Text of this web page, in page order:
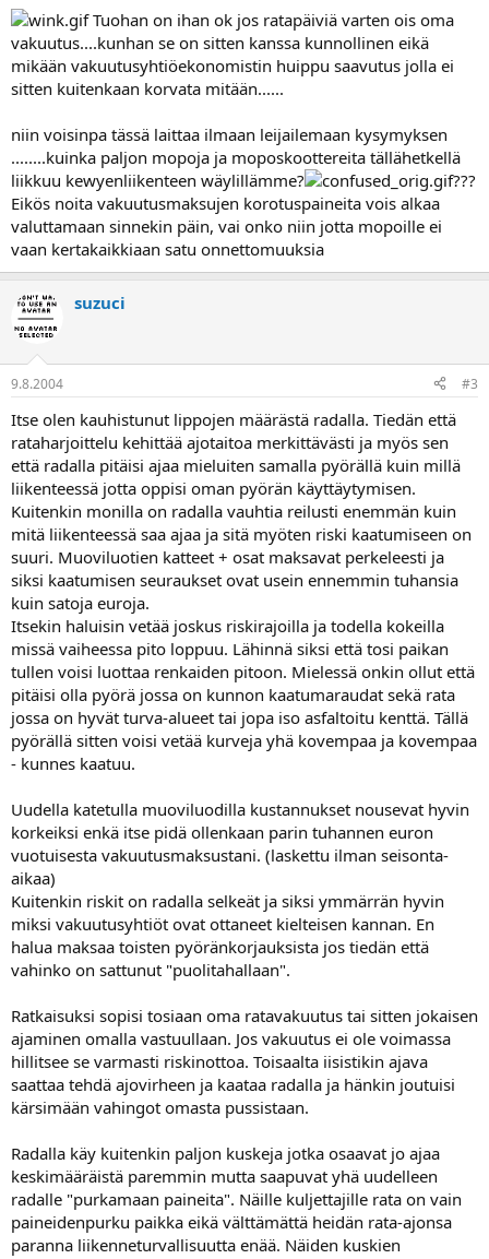
Tuohan on ihan ok jos ratapäiviä varten ois oma
vakuutus....kunhan se on sitten kanssa kunnollinen eikä
mikään vakuutusyhtiöekonomistin huippu saavutus jolla ei
sitten kuitenkaan korvata mitään......
niin voisinpa tässä laittaa ilmaan leijailemaan kysymyksen
........kuinka paljon mopoja ja moposkoottereita tällähetkellä
liikkuu kewyenliikenteen wäylillämme?
???
Eikös noita vakuutusmaksujen korotuspaineita vois alkaa
valuttamaan sinnekin päin, vai onko niin jotta mopoille ei
vaan kertakaikkiaan satu onnettomuuksia
suzuci
9.8.2004 #3
Itse olen kauhistunut lippojen määrästä radalla. Tiedän että
rataharjoittelu kehittää ajotaitoa merkittävästi ja myös sen
että radalla pitäisi ajaa mieluiten samalla pyörällä kuin millä
liikenteessä jotta oppisi oman pyörän käyttäytymisen.
Kuitenkin monilla on radalla vauhtia reilusti enemmän kuin
mitä liikenteessä saa ajaa ja sitä myöten riski kaatumiseen on
suuri. Muoviluotien katteet + osat maksavat perkeleesti ja
siksi kaatumisen seuraukset ovat usein ennemmin tuhansia
kuin satoja euroja.
Itsekin haluisin vetää joskus riskirajoilla ja todella kokeilla
missä vaiheessa pito loppuu. Lähinnä siksi että tosi paikan
tullen voisi luottaa renkaiden pitoon. Mielessä onkin ollut että
pitäisi olla pyörä jossa on kunnon kaatumaraudat sekä rata
jossa on hyvät turva-alueet tai jopa iso asfaltoitu kenttä. Tällä
pyörällä sitten voisi vetää kurveja yhä kovempaa ja kovempaa
- kunnes kaatuu.
Uudella katetulla muoviluodilla kustannukset nousevat hyvin
korkeiksi enkä itse pidä ollenkaan parin tuhannen euron
vuotuisesta vakuutusmaksustani. (laskettu ilman seisonta-
aikaa)
Kuitenkin riskit on radalla selkeät ja siksi ymmärrän hyvin
miksi vakuutusyhtiöt ovat ottaneet kielteisen kannan. En
halua maksaa toisten pyöränkorjauksista jos tiedän että
vahinko on sattunut "puolitahallaan".
Ratkaisuksi sopisi tosiaan oma ratavakuutus tai sitten jokaisen
ajaminen omalla vastuullaan. Jos vakuutus ei ole voimassa
hillitsee se varmasti riskinottoa. Toisaalta iisistikin ajava
saattaa tehdä ajovirheen ja kaataa radalla ja hänkin joutuisi
kärsimään vahingot omasta pussistaan.
Radalla käy kuitenkin paljon kuskeja jotka osaavat jo ajaa
keskimääräistä paremmin mutta saapuvat yhä uudelleen
radalle "purkamaan paineita". Näille kuljettajille rata on vain
paineidenpurku paikka eikä välttämättä heidän rata-ajonsa
paranna liikenneturvallisuutta enää. Näiden kuskien